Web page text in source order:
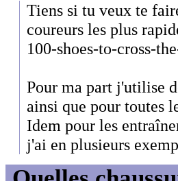
Tiens si tu veux te
coureurs les plus
100-shoes-to-cross-
Pour ma part j'utilise
ainsi que pour toutes
Idem pour les
j'ai en plusieurs